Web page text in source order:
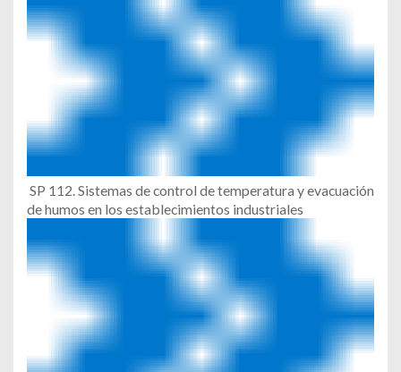
SP 112. Sistemas de control de temperatura y evacuación
de humos en los establecimientos industriales